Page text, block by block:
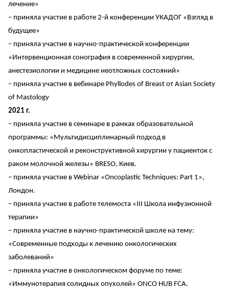
лечение»
– приняла участие в работе 2-й конференции УКАДОГ «Взгляд в
будущее»
– приняла участие в научно-практической конференции
«Интервенционная сонография в современной хирургии,
анестезиологии и медицине неотложных состояний»
– приняла участие в вебинаре Phyllodes of Breast от Asian Society
of Mastology
2021 г.
– приняла участие в семинаре в рамках образовательной
программы: «Мультидисциплинарный подход в
онкопластической и реконструктивной хирургии у пациенток с
раком молочной железы» BRESO, Киев.
– приняла участие в Webinar «Oncoplastic Techniques: Part 1»,
Лондон.
– приняла участие в работе телемоста «III Школа инфузионной
терапии»
– приняла участие в научно-практической школе на тему:
«Современные подходы к лечению онкологических
заболеваний»
– приняла участие в онкологическом форуме по теме:
«Иммунотерапия солидных опухолей» ONCO HUB FCA.